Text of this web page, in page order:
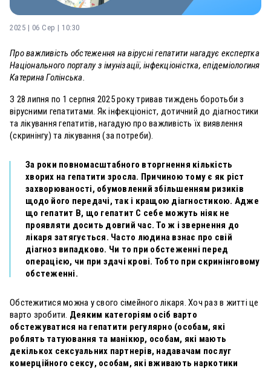
2025 | 06 Сер | 10:30
Про важливість обстеження на вірусні гепатити нагадує експертка
Національного порталу з імунізації, інфекціоністка, епідеміологиня
Катерина Голінська.
З 28 липня по 1 серпня 2025 року тривав тиждень боротьби з
вірусними гепатитами. Як інфекціоніст, дотичний до діагностики
та лікування гепатитів, нагадую про важливість їх виявлення
(скринінгу) та лікування (за потреби).
За роки повномасштабного вторгнення кількість
хворих на гепатити зросла. Причиною тому є як ріст
захворюваності, обумовлений збільшенням ризиків
щодо його передачі, так і кращою діагностикою. Адже
що гепатит В, що гепатит С себе можуть ніяк не
проявляти досить довгий час. То ж і звернення до
лікаря затягується. Часто людина взнає про свій
діагноз випадково. Чи то при обстеженні перед
операцією, чи при здачі крові. Тобто при скринінговому
обстеженні.
Обстежитися можна у свого сімейного лікаря. Хоч раз в житті це
варто зробити. Деяким категоріям осіб варто
обстежуватися на гепатити регулярно (особам, які
роблять татуювання та манікюр, особам, які мають
декількох сексуальних партнерів, надавачам послуг
комерційного сексу, особам, які вживають наркотики